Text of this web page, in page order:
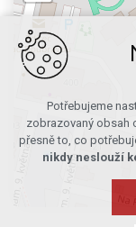
Potřebujeme
zobrazovaný obsah
přesně to, co
nikdy neslouží